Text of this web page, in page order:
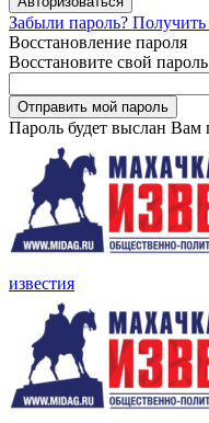
Забыли пароль?
Восстановление пароля
Восстановите свой пароль
Пароль будет выслан Вам
известия